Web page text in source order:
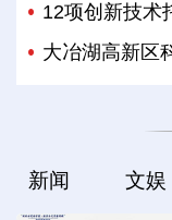
12项创新技术
大冶湖高新区
新闻 文娱